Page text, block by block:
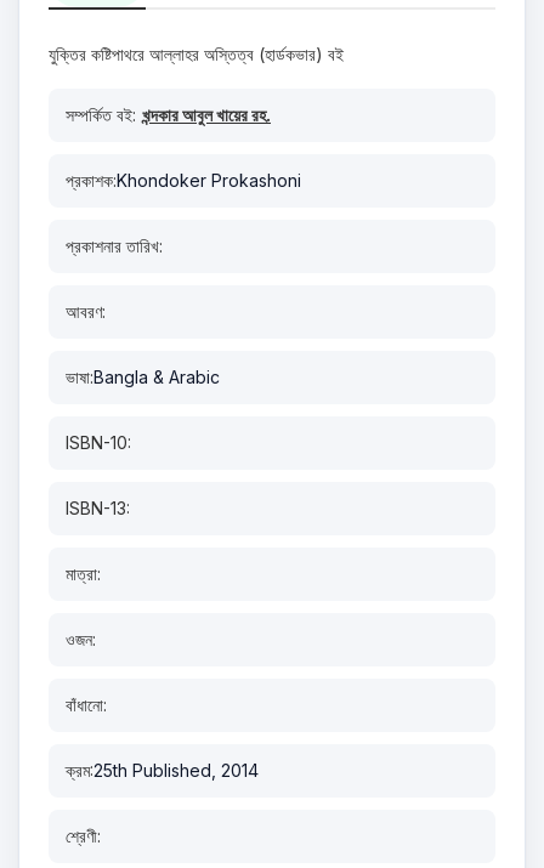
যুক্তির কষ্টিপাথরে আল্লাহর অস্তিত্ব (হার্ডকভার) বই
সম্পর্কিত বই: খন্দকার আবুল খায়ের রহ.
প্রকাশক:Khondoker Prokashoni
প্রকাশনার তারিখ:
আবরণ:
ভাষা:Bangla & Arabic
ISBN-10:
ISBN-13:
মাত্রা:
ওজন:
বাঁধানো:
ক্রম:25th Published, 2014
শ্রেণী: